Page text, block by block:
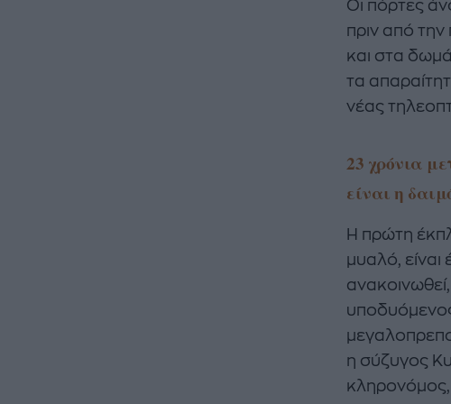
Οι πόρτες
πριν από
και στα
τα
νέας
23 χρόνια
είναι η
Η πρώτη
μυαλό,
η σύζυγος
κληρονόμος,